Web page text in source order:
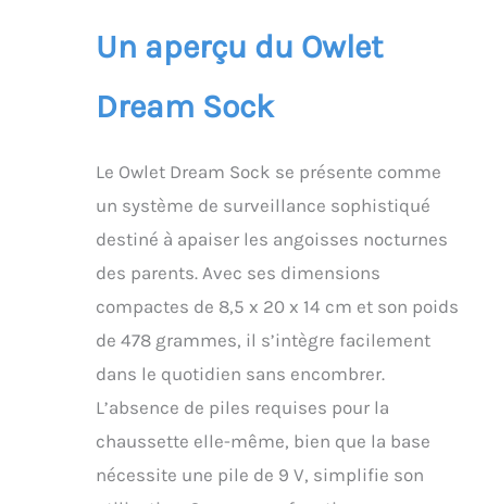
réel lorsque les
mesures sortent des
offrir une tranquillité
qui est conçu l’Owlet
Sock est conçu pour les
parents recherchant un
moniteur bébé
apportant sérénité et
meilleur sommeil. Il est
destiné aux
nourrissons en bonne
santé de la naissance à
18 mois (2,5 à 13,6 kg) et
offre une précision de
qualité médicale sur
toutes les carnations.
Comment savoir si mon
Un aperçu du Owlet
Dream Sock
Le Owlet Dream Sock se présente comme
un système de surveillance sophistiqué
destiné à apaiser les angoisses nocturnes
des parents. Avec ses dimensions
compactes de 8,5 x 20 x 14 cm et son poids
de 478 grammes, il s’intègre facilement
dans le quotidien sans encombrer.
L’absence de piles requises pour la
chaussette elle-même, bien que la base
nécessite une pile de 9 V, simplifie son